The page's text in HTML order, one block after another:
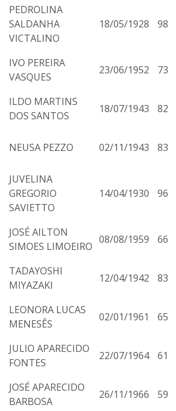
PEDROLINA
SALDANHA
VICTALINO
18/05/1928 98
IVO PEREIRA
VASQUES
23/06/1952 73
ILDO MARTINS
DOS SANTOS
18/07/1943 82
NEUSA PEZZO 02/11/1943 83
JUVELINA
GREGORIO
SAVIETTO
14/04/1930 96
JOSÉ AILTON
SIMOES LIMOEIRO
08/08/1959 66
TADAYOSHI
MIYAZAKI
12/04/1942 83
LEONORA LUCAS
MENESÊS
02/01/1961 65
JULIO APARECIDO
FONTES
22/07/1964 61
JOSÉ APARECIDO
BARBOSA
26/11/1966 59